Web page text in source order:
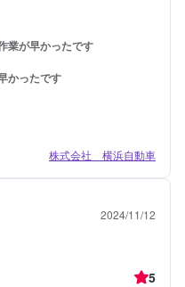
業が早かったです
かったです
株式会社 横浜自動車
2024/11/12
5